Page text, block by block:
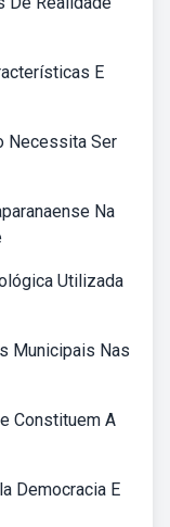
E
Necessita Ser
Na
Utilizada
Municipais Nas
Constituem A
Democracia E